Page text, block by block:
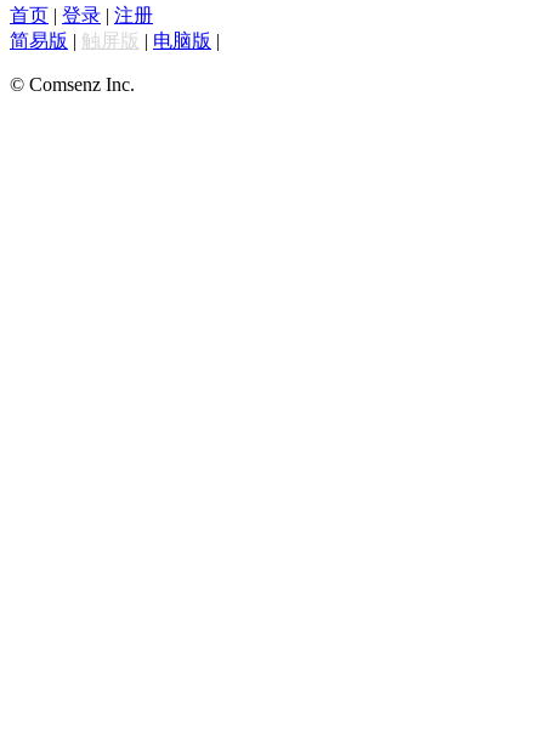
首页 | 登录 | 注册
简易版 | 触屏版 | 电脑版 |
© Comsenz Inc.